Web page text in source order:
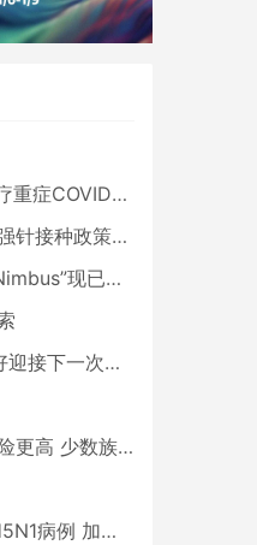
COVID患者
政策即将出台
国占据主导地位
大流行了吗？
裔儿童存在差异
进入紧急状态